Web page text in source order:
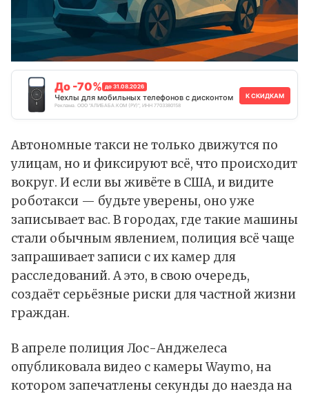
До -70% до 31.08.2026
Чехлы для мобильных телефонов с дисконтом
Реклама. ООО "АЛИБАБА.КОМ (РУ)", ИНН 7703380158
К СКИДКАМ
Автономные такси не только движутся по
улицам, но и фиксируют всё, что происходит
вокруг. И если вы живёте в США, и видите
роботакси — будьте уверены, оно уже
записывает вас. В городах, где такие машины
стали обычным явлением, полиция всё чаще
запрашивает записи с их камер для
расследований. А это, в свою очередь,
создаёт серьёзные риски для частной жизни
граждан.
В апреле полиция Лос-Анджелеса
опубликовала видео с камеры Waymo, на
котором запечатлены секунды до наезда на